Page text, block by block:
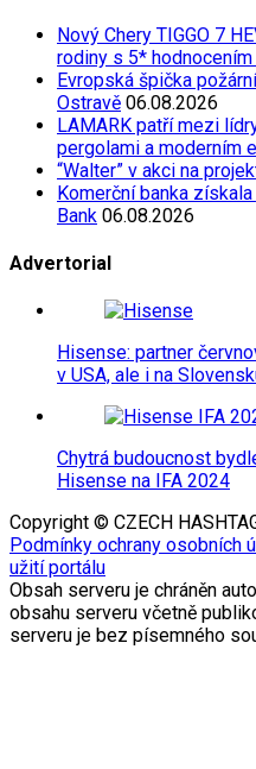
Nový Chery TIGGO 7
rodiny s 5* hodnocením
Evropská špička
Ostravě 06.08.2026
LAMARK patří mezi
pergolami a moderním
“Walter” v akci na
Komerční banka
Bank 06.08.2026
Advertorial
Hisense: partner
v USA, ale i na
Chytrá budoucnost
Hisense na IFA 2024
Copyright © CZECH
Podmínky ochrany osobních
užití portálu
Obsah serveru je chráněn
obsahu serveru včetně
serveru je bez písemného